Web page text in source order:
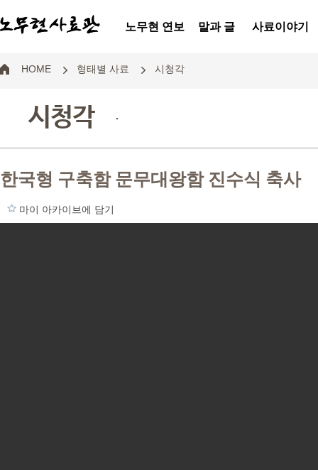
노무현 연보 말과 글 사료이야기
HOME 형태별 사료 시청각
시청각 .
한국형 구축함 문무대왕함 진수식 축사
마이 아카이브에 담기